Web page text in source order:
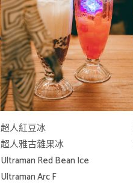
超人紅豆冰
超人雅古雜果冰
Ultraman Red Bean Ice
Ultraman Arc F